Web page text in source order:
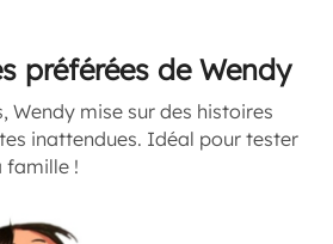
préférées de Wendy
Wendy mise sur des histoires
inattendues. Idéal pour tester
famille !